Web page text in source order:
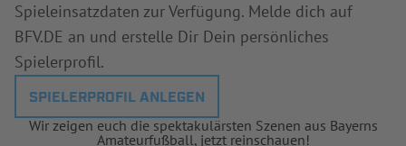
Spieleinsatzdaten zur Verfügung. Melde dich auf
BFV.DE an und erstelle Dir Dein persönliches
Spielerprofil.
SPIELERPROFIL ANLEGEN
Wir zeigen euch die spektakulärsten Szenen aus Bayerns
Amateurfußball, jetzt reinschauen!